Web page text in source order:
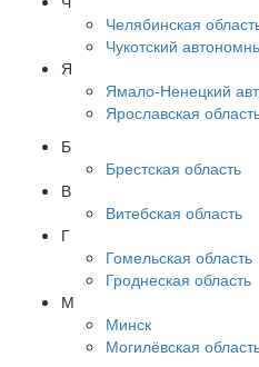
Челябинская
Чукотский
Я
Ямало-Ненецкий
Ярославская
Б
Брестская область
В
Витебская область
Г
Гомельская область
Гроднеская область
М
Минск
Могилёвская